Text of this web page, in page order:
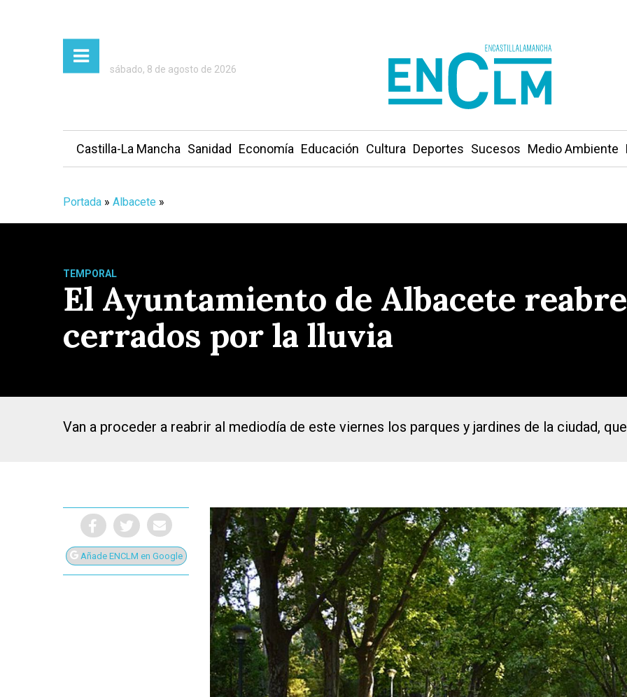
Presiona Intro para buscar o ESC para cerrar
sábado, 8 de agosto de 2026
Castilla-La Mancha Sanidad Economía Educación Cultura Deportes Sucesos Medio Ambiente
Portada » Albacete »
TEMPORAL
El Ayuntamiento de Albacete
cerrados por la lluvia
Van a proceder a reabrir al mediodía de este viernes los parques y jardines de la ciudad,
Añade ENCLM en Google